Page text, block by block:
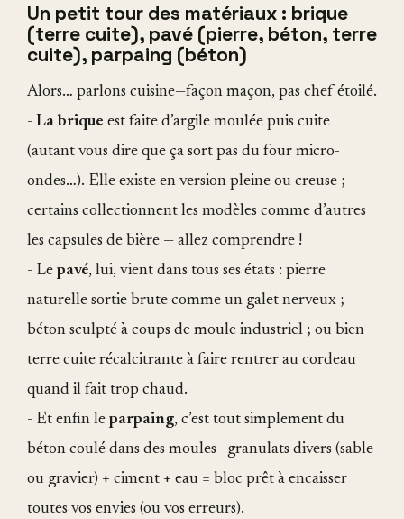
Un petit tour des matériaux : brique
(terre cuite), pavé (pierre, béton, terre
cuite), parpaing (béton)
Alors… parlons cuisine—façon maçon, pas chef étoilé.
- La brique est faite d’argile moulée puis cuite
(autant vous dire que ça sort pas du four micro-
ondes…). Elle existe en version pleine ou creuse ;
certains collectionnent les modèles comme d’autres
les capsules de bière — allez comprendre !
- Le pavé, lui, vient dans tous ses états : pierre
naturelle sortie brute comme un galet nerveux ;
béton sculpté à coups de moule industriel ; ou bien
terre cuite récalcitrante à faire rentrer au cordeau
quand il fait trop chaud.
- Et enfin le parpaing, c’est tout simplement du
béton coulé dans des moules—granulats divers (sable
ou gravier) + ciment + eau = bloc prêt à encaisser
toutes vos envies (ou vos erreurs).